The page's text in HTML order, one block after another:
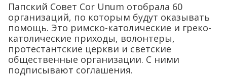
Папский Совет Cor Unum отобрала 60
организаций, по которым будут оказывать
помощь. Это римско-католические и греко-
католические приходы, волонтеры,
протестантские церкви и светские
общественные организации. С ними
подписывают соглашения.